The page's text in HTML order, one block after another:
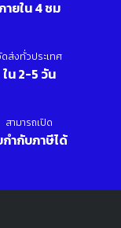
ายใน 4 ชม
ส่งทั่วประเทศ
ใน 2-5 วัน
สามารถเปิด
กำกับภาษีได้